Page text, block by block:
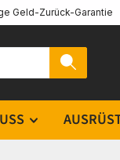
Geld-Zurück-Garantie